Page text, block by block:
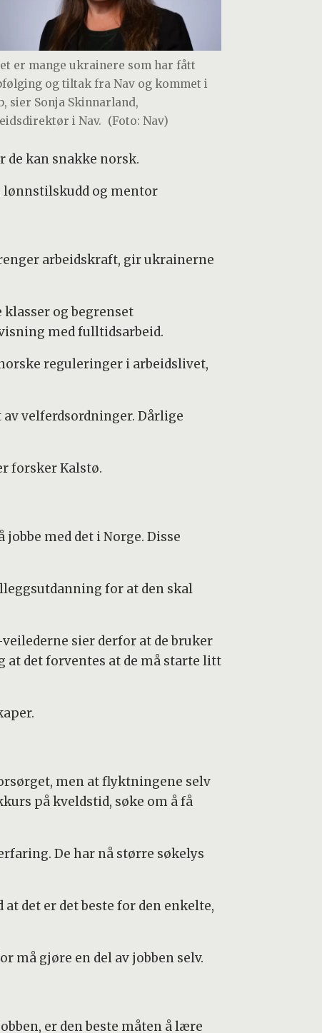
er mange ukrainere som har fått
og tiltak fra Nav og kommet i
sier Sonja Skinnarland,
i Nav. (Foto: Nav)
de kan snakke norsk.
og mentor
arbeidskraft, gir ukrainerne
og begrenset
med fulltidsarbeid.
reguleringer i arbeidslivet,
velferdsordninger. Dårlige
forsker Kalstø.
med det i Norge. Disse
for at den skal
sier derfor at de bruker
at det forventes at de må starte litt
men at flyktningene selv
på kveldstid, søke om å få
De har nå større søkelys
det er det beste for den enkelte,
må gjøre en del av jobben selv.
er den beste måten å lære